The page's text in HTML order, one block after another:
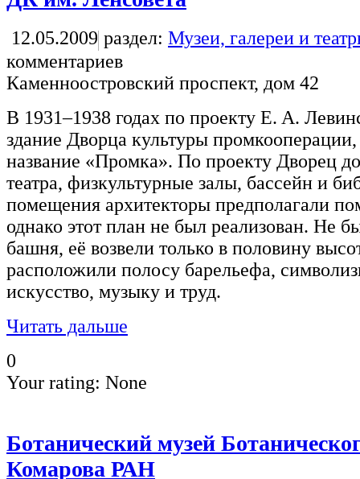
12.05.2009 раздел: Музеи, галереи и
комментариев
Каменноостровский проспект, дом 42
В 1931–1938 годах по проекту Е. А.
здание Дворца культуры
название «Промка». По проекту Дворец
театра, физкультурные залы, бассейн и
помещения архитекторы предполагали
однако этот план не был реализован. Не
башня, её возвели только в половину
расположили полосу барельефа,
искусство, музыку и труд.
Читать дальше
0
Your rating: None
Ботанический музей
Комарова РАН